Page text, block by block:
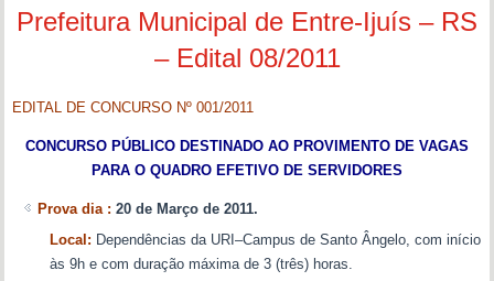
Prefeitura Municipal de Entre-Ijuís – RS
– Edital 08/2011
EDITAL DE CONCURSO Nº 001/2011
CONCURSO PÚBLICO DESTINADO AO PROVIMENTO DE VAGAS
PARA O QUADRO EFETIVO DE SERVIDORES
Prova dia : 20 de Março de 2011.
Local: Dependências da URI–Campus de Santo Ângelo, com início
às 9h e com duração máxima de 3 (três) horas.